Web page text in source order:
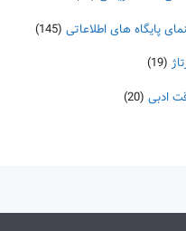
پایگاه های اطلاعاتی (145)
(19)
ادبی (20)